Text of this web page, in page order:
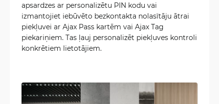
apsardzes ar personalizētu PIN kodu vai
izmantojiet iebūvēto bezkontakta nolasītāju ātrai
piekļuvei ar Ajax Pass kartēm vai Ajax Tag
piekariņiem. Tas ļauj personalizēt piekļuves kontroli
konkrētiem lietotājiem.